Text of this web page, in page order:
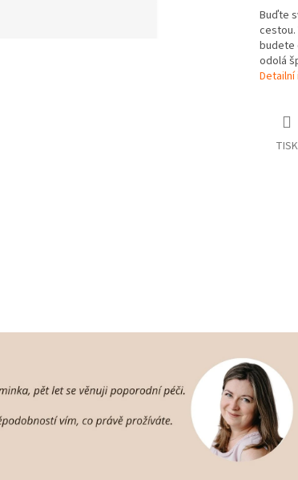
Buďte
cestou.
budete
TISK